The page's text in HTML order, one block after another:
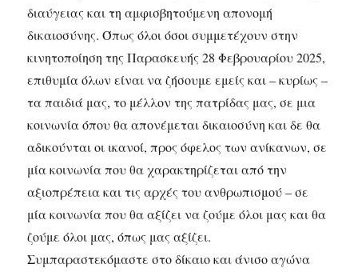
διαύγειας και τη αμφισβητούμενη απονομή
δικαιοσύνης. Όπως όλοι όσοι συμμετέχουν στην
κινητοποίηση της Παρασκευής 28 Φεβρουαρίου 2025,
επιθυμία όλων είναι να ζήσουμε εμείς και – κυρίως –
τα παιδιά μας, το μέλλον της πατρίδας μας, σε μια
κοινωνία όπου θα απονέμεται δικαιοσύνη και δε θα
αδικούνται οι ικανοί, προς όφελος των ανίκανων, σε
μία κοινωνία που θα χαρακτηρίζεται από την
αξιοπρέπεια και τις αρχές του ανθρωπισμού – σε
μία κοινωνία που θα αξίζει να ζούμε όλοι μας και θα
ζούμε όλοι μας, όπως μας αξίζει.
Συμπαραστεκόμαστε στο δίκαιο και άνισο αγώνα